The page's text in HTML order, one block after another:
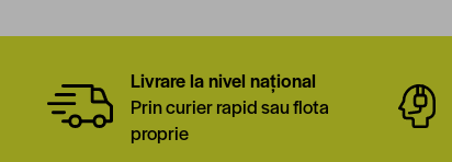
Livrare la nivel național
Prin curier rapid sau flota
proprie